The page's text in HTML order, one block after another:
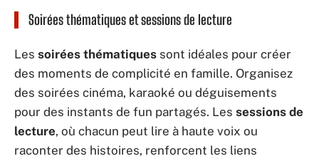
Soirées thématiques et sessions de lecture
Les soirées thématiques sont idéales pour créer
des moments de complicité en famille. Organisez
des soirées cinéma, karaoké ou déguisements
pour des instants de fun partagés. Les sessions de
lecture, où chacun peut lire à haute voix ou
raconter des histoires, renforcent les liens